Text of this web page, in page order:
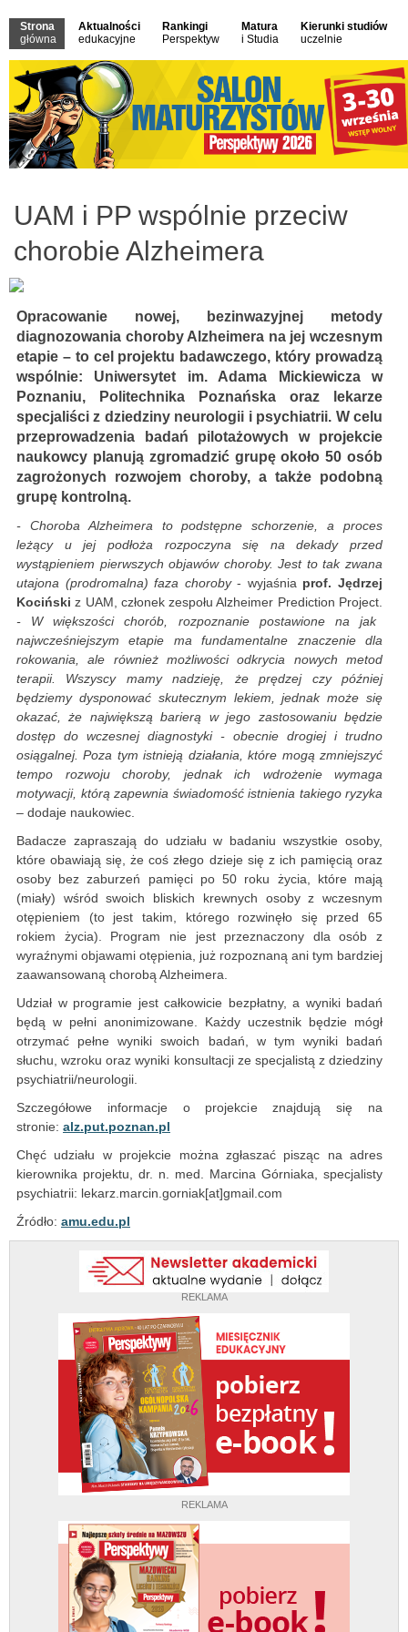
Strona
główna
Aktualności
edukacyjne
Rankingi
Perspektyw
Matura
i Studia
Kierunki studiów
uczelnie
REKLAMA
REKLAMA
UAM i PP wspólnie przeciw
chorobie Alzheimera
Opracowanie nowej, bezinwazyjnej metody
diagnozowania choroby Alzheimera na jej wczesnym
etapie – to cel projektu badawczego, który prowadzą
wspólnie: Uniwersytet im. Adama Mickiewicza w
Poznaniu, Politechnika Poznańska oraz lekarze
specjaliści z dziedziny neurologii i psychiatrii. W celu
przeprowadzenia badań pilotażowych w projekcie
naukowcy planują zgromadzić grupę około 50 osób
zagrożonych rozwojem choroby, a także podobną
grupę kontrolną.
- Choroba Alzheimera to podstępne schorzenie, a proces
leżący u jej podłoża rozpoczyna się na dekady przed
wystąpieniem pierwszych objawów choroby. Jest to tak zwana
utajona (prodromalna) faza choroby- wyjaśnia prof. Jędrzej
Kociński z UAM, członek zespołu Alzheimer Prediction Project.
- W większości chorób, rozpoznanie postawione na jak
najwcześniejszym etapie ma fundamentalne znaczenie dla
rokowania, ale również możliwości odkrycia nowych metod
terapii. Wszyscy mamy nadzieję, że prędzej czy później
będziemy dysponować skutecznym lekiem, jednak może się
okazać, że największą barierą w jego zastosowaniu będzie
dostęp do wczesnej diagnostyki - obecnie drogiej i trudno
osiągalnej. Poza tym istnieją działania, które mogą zmniejszyć
tempo rozwoju choroby, jednak ich wdrożenie wymaga
motywacji, którą zapewnia świadomość istnienia takiego ryzyka
– dodaje naukowiec.
Badacze zapraszają do udziału w badaniu wszystkie osoby,
które obawiają się, że coś złego dzieje się z ich pamięcią oraz
osoby bez zaburzeń pamięci po 50 roku życia, które mają
(miały) wśród swoich bliskich krewnych osoby z wczesnym
otępieniem (to jest takim, którego rozwinęło się przed 65
rokiem życia). Program nie jest przeznaczony dla osób z
wyraźnymi objawami otępienia, już rozpoznaną ani tym bardziej
zaawansowaną chorobą Alzheimera.
Udział w programie jest całkowicie bezpłatny, a wyniki badań
będą w pełni anonimizowane. Każdy uczestnik będzie mógł
otrzymać pełne wyniki swoich badań, w tym wyniki badań
słuchu, wzroku oraz wyniki konsultacji ze specjalistą z dziedziny
psychiatrii/neurologii.
Szczegółowe informacje o projekcie znajdują się na
stronie: alz.put.poznan.pl
Chęć udziału w projekcie można zgłaszać pisząc na adres
kierownika projektu, dr. n. med. Marcina Górniaka, specjalisty
psychiatrii: lekarz.marcin.gorniak[at]gmail.com
Źródło: amu.edu.pl